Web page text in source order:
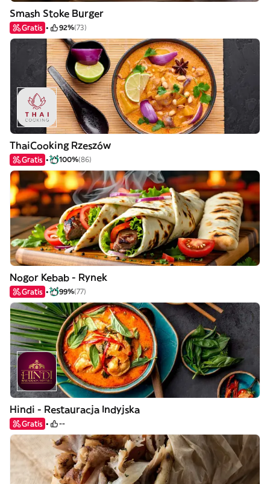
Smash Stoke Burger
Gratis 92%(73)
ThaiCooking Rzeszów
Gratis 100%(86)
Nogor Kebab - Rynek
Gratis 99%(77)
Hindi - Restauracja Indyjska
Gratis --